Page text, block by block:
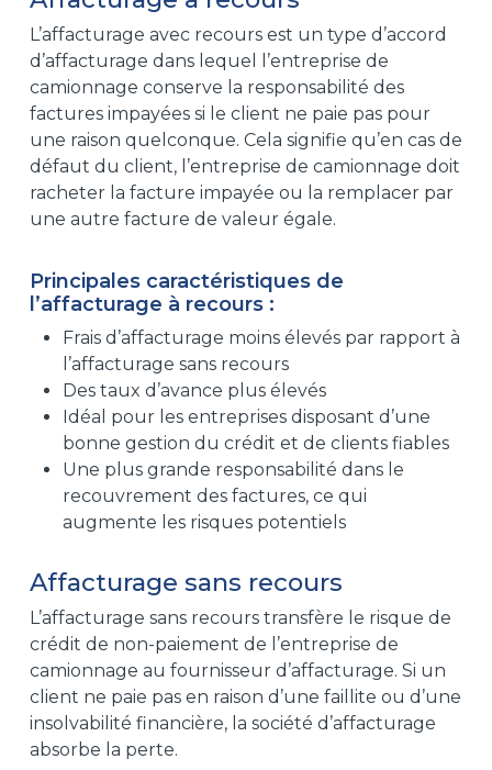
L’affacturage avec recours est un type d’accord
d’affacturage dans lequel l’entreprise de
camionnage conserve la responsabilité des
factures impayées si le client ne paie pas pour
une raison quelconque. Cela signifie qu’en cas de
défaut du client, l’entreprise de camionnage doit
racheter la facture impayée ou la remplacer par
une autre facture de valeur égale.
Principales caractéristiques de
l’affacturage à recours :
Frais d’affacturage moins élevés par rapport à
l’affacturage sans recours
Des taux d’avance plus élevés
Idéal pour les entreprises disposant d’une
bonne gestion du crédit et de clients fiables
Une plus grande responsabilité dans le
recouvrement des factures, ce qui
augmente les risques potentiels
Affacturage sans recours
L’affacturage sans recours transfère le risque de
crédit de non-paiement de l’entreprise de
camionnage au fournisseur d’affacturage. Si un
client ne paie pas en raison d’une faillite ou d’une
insolvabilité financière, la société d’affacturage
absorbe la perte.